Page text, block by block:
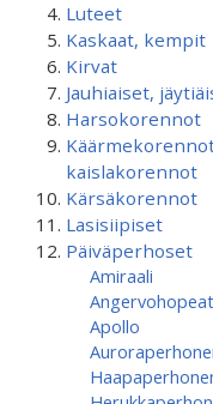
Luteet
Kaskaat, kempit
Kirvat
Jauhiaiset,
Harsokorennot
kaislakorennot
Kärsäkorennot
Lasisiipiset
Päiväperhoset
Amiraali
Apollo